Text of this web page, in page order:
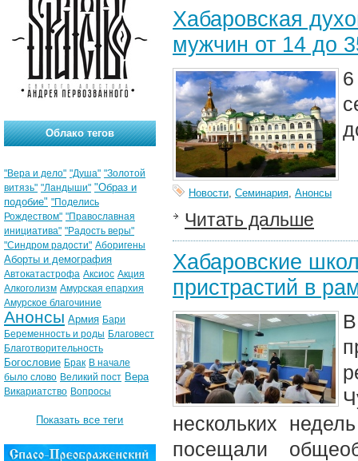
Хабаровская
мужчин от 14 до
Новости, Семинария, Анонсы
Читать дальше
Хабаровские
пристрастий в
нескольких
посещали
Облако тегов
"Вера и дело" "Душа" "Золотой
витязь" "Ландыши" "Образ и
подобие" "Поделись
Рождеством" "Православная
инициатива" "Радость веры"
"Синдром радости" Аборигены
Аборты и демография
Автокатастрофа Аксиос Акция
Алкоголизм Амурская епархия
Амурское благочиние
Анонсы Армия Бари
Беременность и роды Благовест
Благотворительность
Богословие Брак В начале
было слово Великий пост Вера
Викариатство Вопросы
Показать все теги